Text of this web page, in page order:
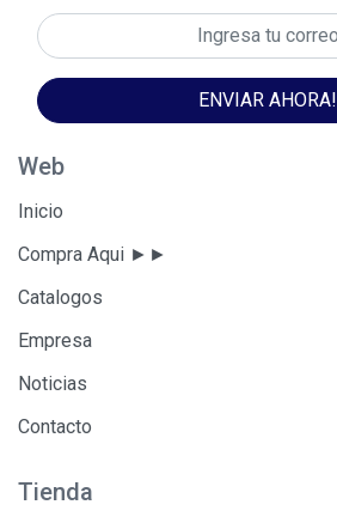
ENVIAR AHORA!
Web
Inicio
Compra Aqui ►►
Catalogos
Empresa
Noticias
Contacto
Tienda